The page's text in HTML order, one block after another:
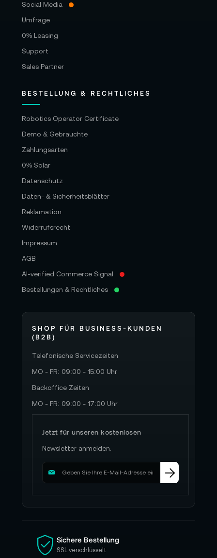
Social Media
Umfrage
0% Leasing
Support
Sales Partner
BESTELLUNG & RECHTLICHES
Robotics Operator Certificate
Demo & Gebrauchte
Zahlungsarten
0% Solar
Datenschutz
Daten- & Sicherheitsblätter
Reklamation
Widerrufsrecht
Impressum
AGB
AI-verified Commerce Signal
Bestellungen & Rechtliches
SHOP FÜR BUSINESS-KUNDEN
(B2B)
Telefonische Servicezeiten
MO - FR: 09:00 - 15:00 Uhr
Backoffice Zeiten
MO - FR: 09:00 - 17:00 Uhr
Jetzt für unseren kostenlosen
Newsletter anmelden.
M
d
i
e
s
Sichere Bestellung
SSL verschlüsselt